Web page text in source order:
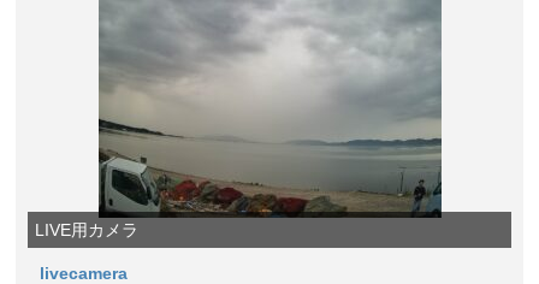
LIVE用カメラ
livecamera